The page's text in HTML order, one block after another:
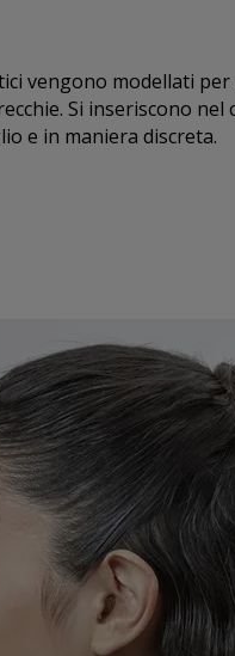
vengono modellati
Si inseriscono
e in maniera discreta.